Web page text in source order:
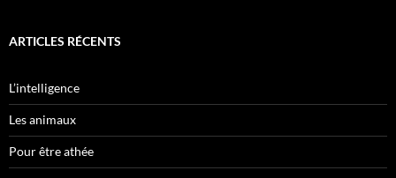
ARTICLES RÉCENTS
L’intelligence
Les animaux
Pour être athée